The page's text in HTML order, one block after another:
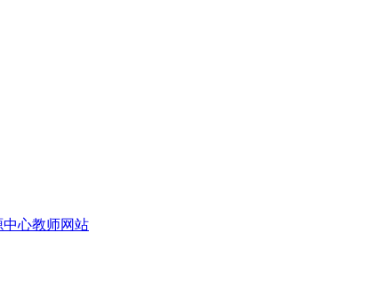
中心教师网站